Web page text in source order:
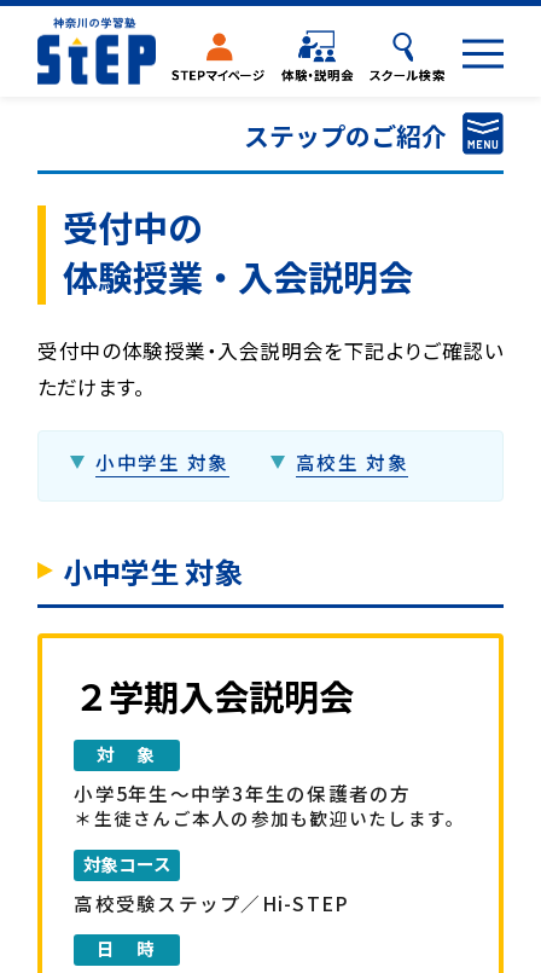
ステップのご紹介
受付中の体験・入会説明会
入会までの流れ
合格実績・合格者の声一覧
スクール検索
授業料
よくあるご質問
お知らせ
お問い合わせ・申込み
受付中の
体験授業・入会説明会
受付中の体験授業・入会説明会を下記よりご確認い
ただけます。
小中学生 対象 高校生 対象
小中学生 対象
２学期入会説明会
小学5年生～中学3年生の保護者の方
＊生徒さんご本人の参加も歓迎いたします。
高校受験ステップ／Hi-STEP